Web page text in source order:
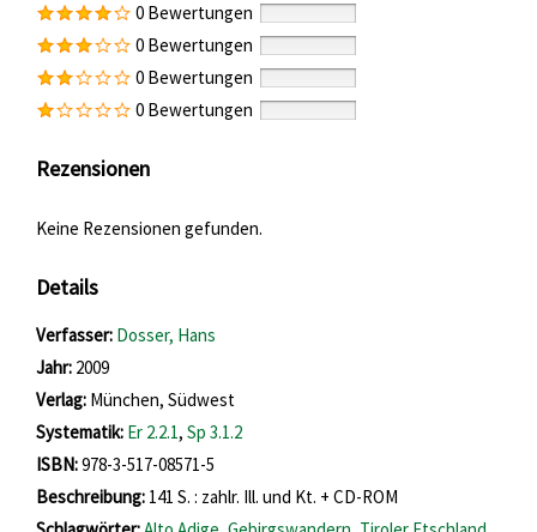
0 Bewertungen
0 Bewertungen
0 Bewertungen
0 Bewertungen
Rezensionen
Keine Rezensionen gefunden.
Details
Verfasser: Suche nach diesem Verfasser
Dosser, Hans
Jahr: 2009
Verlag: München, Südwest
opens in new tab
Diesen Link in neuem Tab öffnen
Systematik: Suche nach dieser Systematik
Er 2.2.1, Sp 3.1.2
Suche nach diesem Interessenskreis
ISBN:978-3-517-08571-5
Beschreibung: 141 S. : zahlr. Ill. und Kt. + CD-ROM